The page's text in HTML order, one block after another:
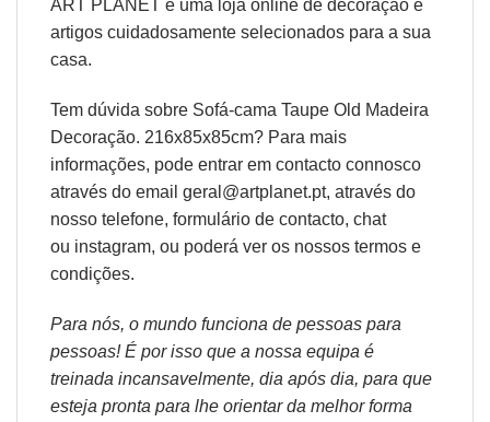
ART PLANET é uma loja online de decoração e
artigos cuidadosamente selecionados para a sua
casa.
Tem dúvida sobre Sofá-cama Taupe Old Madeira
Decoração. 216x85x85cm? Para mais
informações, pode entrar em contacto connosco
através do email geral@artplanet.pt, através do
nosso telefone, formulário de contacto, chat
ou instagram, ou poderá ver os nossos termos e
condições.
Para nós, o mundo funciona de pessoas para
pessoas! É por isso que a nossa equipa é
treinada incansavelmente, dia após dia, para que
esteja pronta para lhe orientar da melhor forma